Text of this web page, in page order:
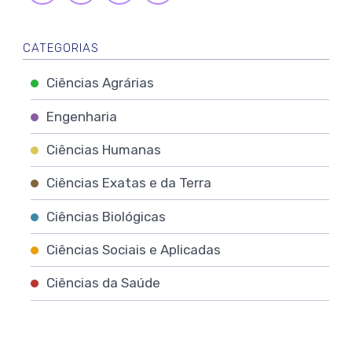
MAIL
CATEGORIAS
Ciências Agrárias
Engenharia
Ciências Humanas
Ciências Exatas e da Terra
Ciências Biológicas
Ciências Sociais e Aplicadas
Ciências da Saúde